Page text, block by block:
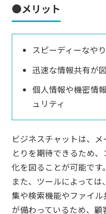
●メリット
スピーディーなや
迅速な情報共有が
個人情報や機密情
ュリティ
ビジネスチャットは、
とりを期待できるため
化を図ることが可能です。
また、ツールによって
集や検索機能やファイ
が備わっているため、